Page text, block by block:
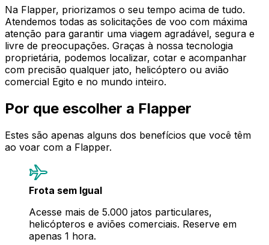
Na Flapper, priorizamos o seu tempo acima de tudo.
Atendemos todas as solicitações de voo com máxima
atenção para garantir uma viagem agradável, segura e
livre de preocupações. Graças à nossa tecnologia
proprietária, podemos localizar, cotar e acompanhar
com precisão qualquer jato, helicóptero ou avião
comercial Egito e no mundo inteiro.
Por que escolher a Flapper
Estes são apenas alguns dos benefícios que você têm
ao voar com a Flapper.
Frota sem Igual
Acesse mais de 5.000 jatos particulares,
helicópteros e aviões comerciais. Reserve em
apenas 1 hora.